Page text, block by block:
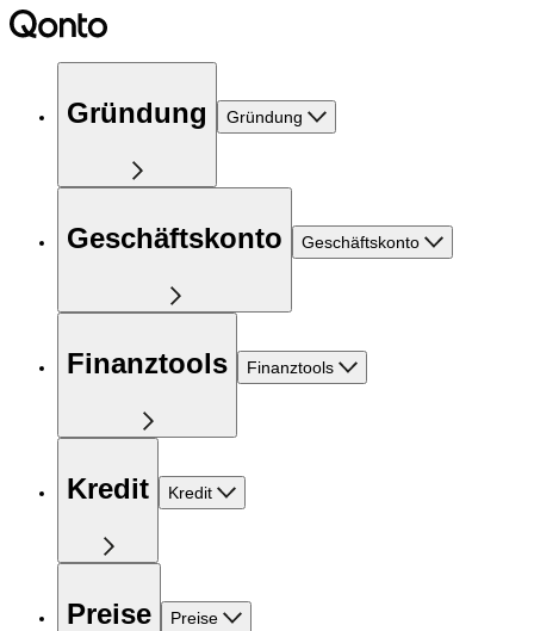
Gründung Gründung
Geschäftskonto Geschäftskonto
Finanztools Finanztools
Kredit Kredit
Preise Preise